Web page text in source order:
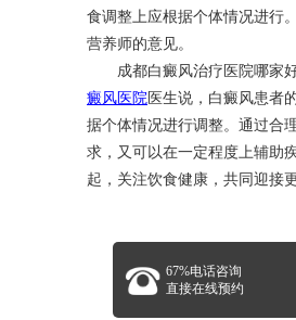
食调整上应根据个体情况进行
营养师的意见。
成都白癜风治疗医院哪家好
癜风医院 医生说，白癜风患者
据个体情况进行调整。通过合
求，又可以在一定程度上辅助
起，关注饮食健康，共同迎接
67%电话咨询
直接在线预约